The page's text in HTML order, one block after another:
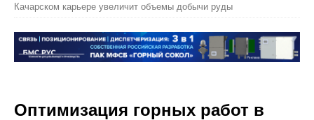
Качарском карьере увеличит объемы добычи руды
Оптимизация горных работ в